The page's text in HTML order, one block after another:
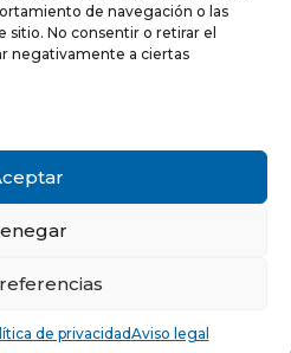
de navegación o las
No consentir o retirar el
negativamente a ciertas
de privacidadAviso legal
electrónicas informativas de Quilinox S.L. de
Tecnológico de Valencia -
-Política de privacidad-Política